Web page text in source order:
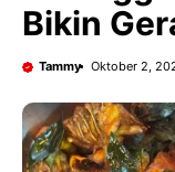
Bikin
Tammy Oktober 2,